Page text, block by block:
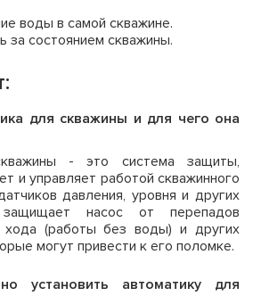
воды в самой скважине.
за состоянием скважины.
для скважины и для чего она
- это система защиты,
и управляет работой скважинного
давления, уровня и других
насос от перепадов
хода (работы без воды) и других
могут привести к его поломке.
установить автоматику для